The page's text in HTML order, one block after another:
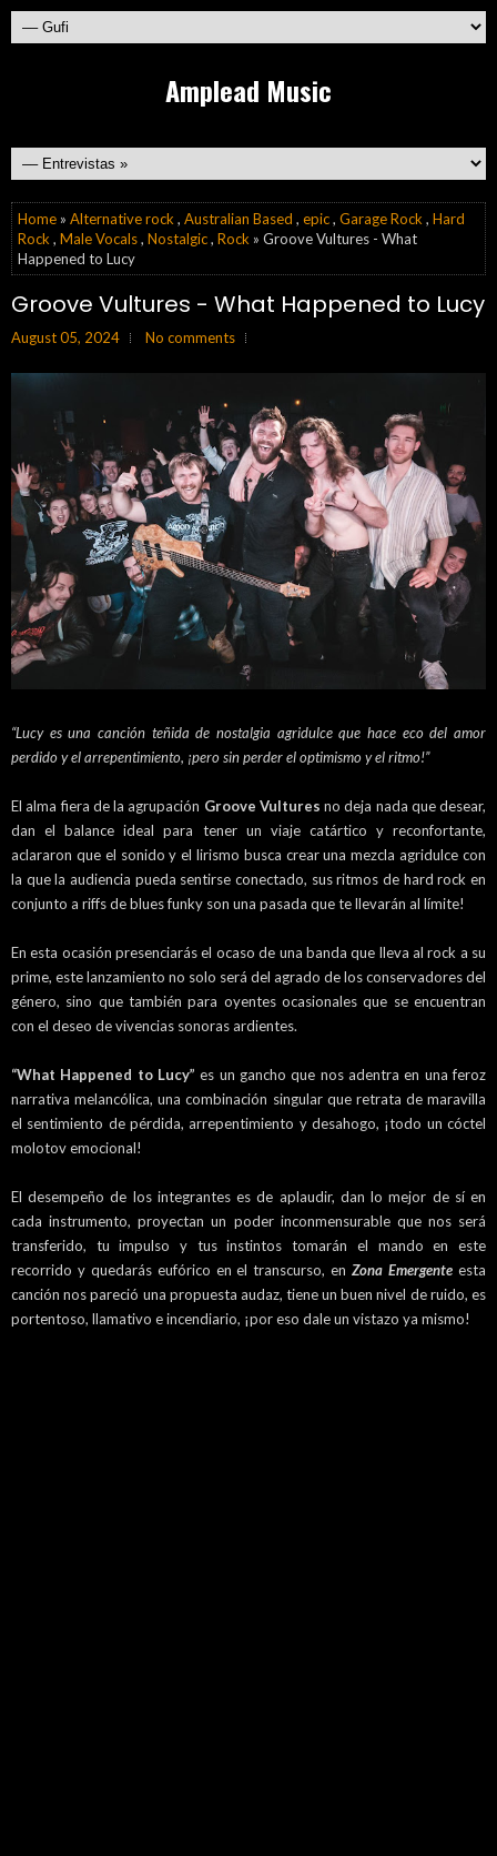
Amplead Music
Home » Alternative rock , Australian Based , epic, Garage Rock , Hard
Rock , Male Vocals, Nostalgic, Rock » Groove Vultures - What
Happened to Lucy
Groove Vultures - What Happened to Lucy
August 05, 2024 No comments
“Lucy es una canción teñida de nostalgia agridulce que hace eco del amor
perdido y el arrepentimiento, ¡pero sin perder el optimismo y el ritmo!”
El alma fiera de la agrupación Groove Vultures no deja nada que desear,
dan el balance ideal para tener un viaje catártico y reconfortante,
aclararon que el sonido y el lirismo busca crear una mezcla agridulce con
la que la audiencia pueda sentirse conectado, sus ritmos de hard rock en
conjunto a riffs de blues funky son una pasada que te llevarán al límite!
En esta ocasión presenciarás el ocaso de una banda que lleva al rock a su
prime, este lanzamiento no solo será del agrado de los conservadores del
género, sino que también para oyentes ocasionales que se encuentran
con el deseo de vivencias sonoras ardientes.
“What Happened to Lucy” es un gancho que nos adentra en una feroz
narrativa melancólica, una combinación singular que retrata de maravilla
el sentimiento de pérdida, arrepentimiento y desahogo, ¡todo un cóctel
molotov emocional!
El desempeño de los integrantes es de aplaudir, dan lo mejor de sí en
cada instrumento, proyectan un poder inconmensurable que nos será
transferido, tu impulso y tus instintos tomarán el mando en este
recorrido y quedarás eufórico en el transcurso, enZona Emergente esta
canción nos pareció una propuesta audaz, tiene un buen nivel de ruido, es
portentoso, llamativo e incendiario, ¡por eso dale un vistazo ya mismo!